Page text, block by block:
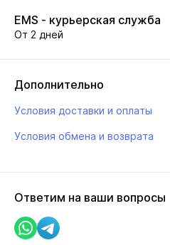
EMS - курьерская служба
От 2 дней
Дополнительно
Условия доставки и оплаты
Условия обмена и возврата
Ответим на ваши вопросы